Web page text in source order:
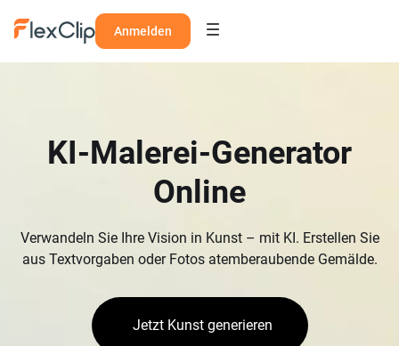
Anmelden
KI-Malerei-Generator
Online
Verwandeln Sie Ihre Vision in Kunst – mit KI. Erstellen Sie
aus Textvorgaben oder Fotos atemberaubende Gemälde.
Jetzt Kunst generieren